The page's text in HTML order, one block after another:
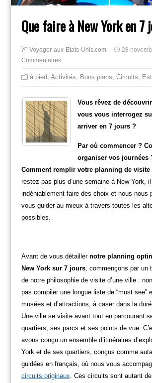
Que faire à New York en 7
Voyager-aux-Etats-Unis.com 28
Commentaires
à pied Activités Bons plans Circuits Est,
Vous rêvez de
vous vous interrogez
arriver en 7 jours ?
Par où commencer ?
organiser vos journées
Comment remplir votre planning de visite
restez pas plus d’une semaine à New York,
indéniablement faire des choix et nous nous
vous guider au mieux à travers toutes les
possibles.
Avant de vous détailler notre planning
New York sur 7 jours, commençons par un
de notre philosophie de visite d’une ville :
pas compiler une longue liste de “must see”
musées et d’attractions, à caser dans la
Une ville se visite avant tout en parcourant
quartiers, ses parcs et ses points de vue.
avons conçu un ensemble d’itinéraires
York et de ses quartiers, conçus comme
guidées en français, où nous vous
circuits originaux . Ces circuits sont autant